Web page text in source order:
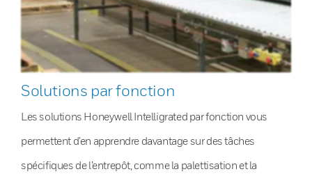
Solutions par fonction
Les solutions Honeywell Intelligrated par fonction vous
permettent d’en apprendre davantage sur des tâches
spécifiques de l’entrepôt, comme la palettisation et la